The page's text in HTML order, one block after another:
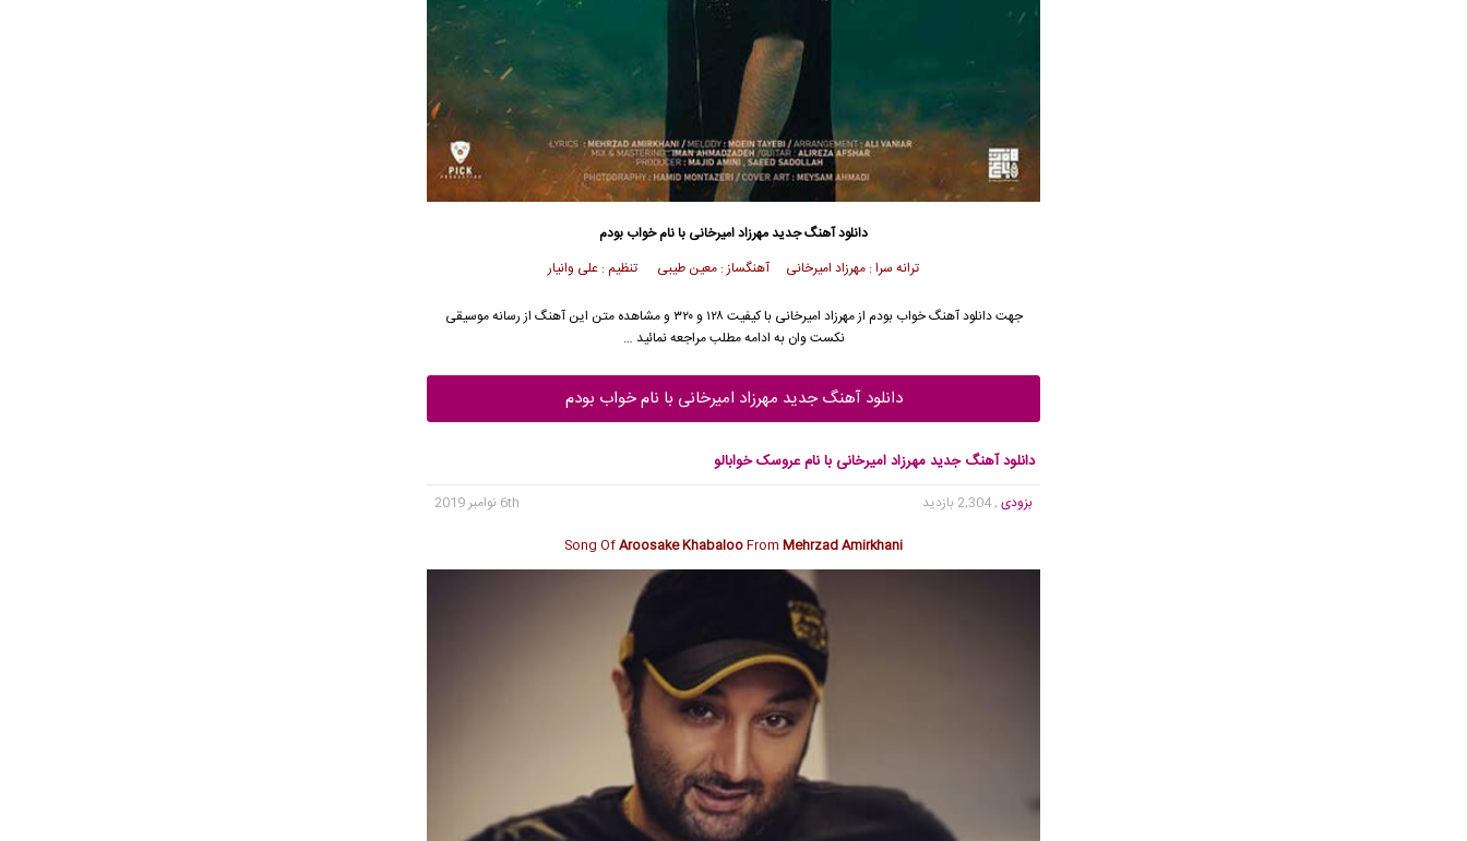
دانلود آهنگ جدیدمهرزاد امیرخانی با نام خواب بودم
ترانه سرا : مهرزاد امیرخانی آهنگساز : معین طیبی تنظیم : علی وانیار
جهت دانلود آهنگ خواب بودم ازمهرزاد امیرخانی
با کیفیت ۱۲۸ و ۳۲۰ و مشاهده متن این آهنگ از رسانه موسیقی
نکست وان به ادامه مطلب مراجعه نمائید …
دانلود آهنگ جدید مهرزاد امیرخانی با نام خواب بودم
دانلود آهنگ جدید مهرزاد امیرخانی با نام عروسک خوابالو
بزودی, 2,304 بازدید
6th نوامبر 2019
Song OfAroosake KhabalooFromMehrzad Amirkhani